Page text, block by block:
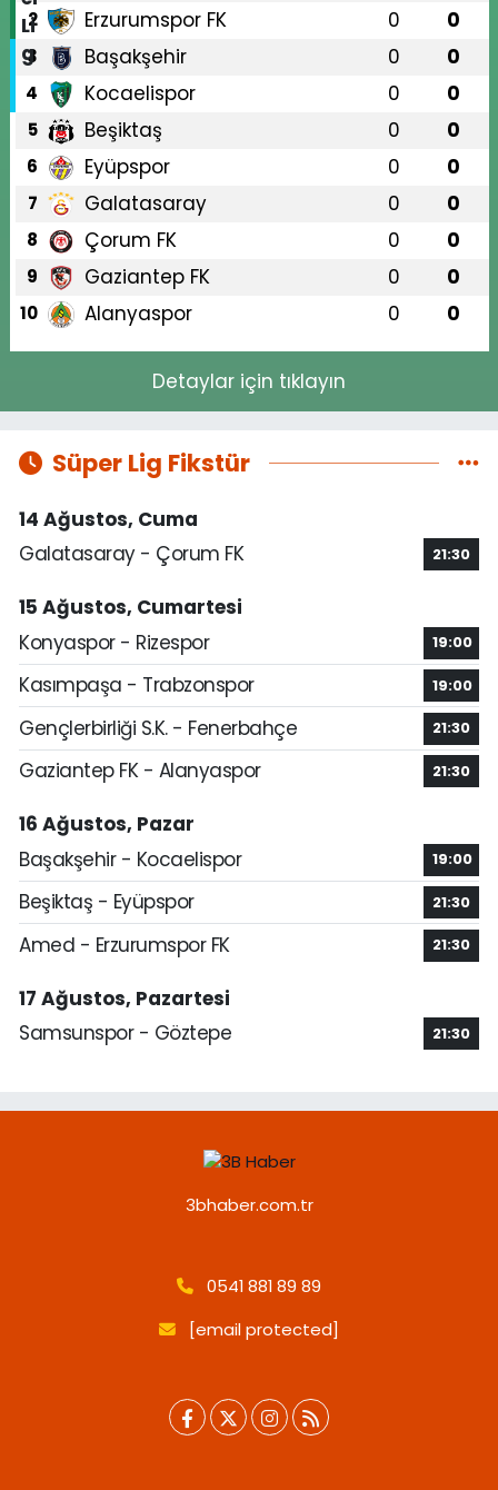
2 Erzurumspor FK 0 0
3 Başakşehir 0 0
4 Kocaelispor 0 0
5 Beşiktaş 0 0
6 Eyüpspor 0 0
7 Galatasaray 0 0
8 Çorum FK 0 0
9 Gaziantep FK 0 0
10 Alanyaspor 0 0
Detaylar için tıklayın
Süper Lig Fikstür
14 Ağustos, Cuma
Galatasaray - Çorum FK
21:30
15 Ağustos, Cumartesi
Konyaspor - Rizespor
19:00
Kasımpaşa - Trabzonspor 19:00
Gençlerbirliği S.K. - Fenerbahçe 21:30
Gaziantep FK - Alanyaspor 21:30
16 Ağustos, Pazar
Başakşehir - Kocaelispor
19:00
Beşiktaş - Eyüpspor 21:30
Amed - Erzurumspor FK 21:30
17 Ağustos, Pazartesi
Samsunspor - Göztepe
21:30
3bhaber.com.tr
0541 881 89 89
[email protected]